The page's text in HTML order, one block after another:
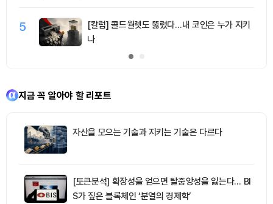
5
[칼럼] 콜드월렛도 뚫렸다…내 코인은 누가 지키
나
지금 꼭 알아야 할 리포트
자산을 모으는 기술과 지키는 기술은 다르다
[토큰분석] 확장성을 얻으면 탈중앙성을 잃는다… BI
S가 짚은 블록체인 ‘분열의 경제학’